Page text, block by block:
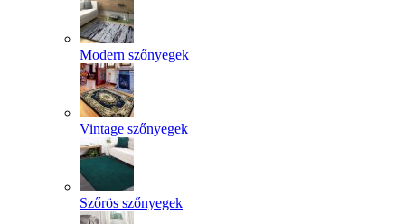
Modern szőnyegek
Vintage szőnyegek
Szőrös szőnyegek